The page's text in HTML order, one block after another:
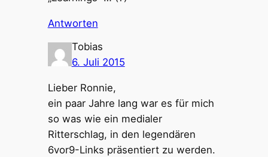
Antworten
Tobias
6. Juli 2015
Lieber Ronnie,
ein paar Jahre lang war es für mich
so was wie ein medialer
Ritterschlag, in den legendären
6vor9-Links präsentiert zu werden.